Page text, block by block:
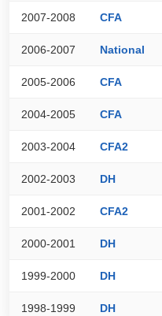
2007-2008 CFA
2006-2007 National
2005-2006 CFA
2004-2005 CFA
2003-2004 CFA2
2002-2003 DH
2001-2002 CFA2
2000-2001 DH
1999-2000 DH
1998-1999 DH